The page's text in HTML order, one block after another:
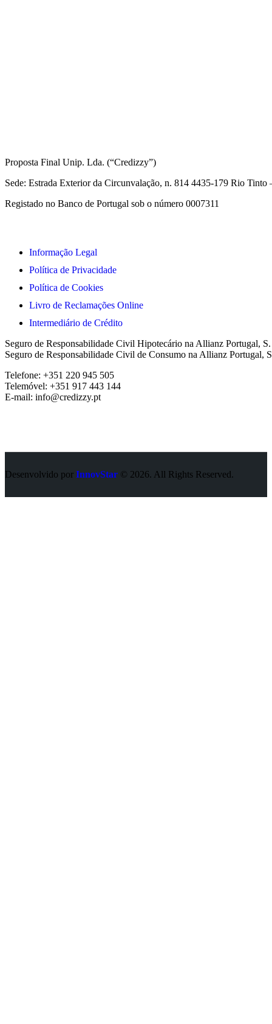
Proposta Final Unip. Lda. (“Credizzy”)
Sede: Estrada Exterior da Circunvalação, n. 814 4435-179 Rio Tinto
Registado no Banco de Portugal sob o número 0007311
Informação Legal
Política de Privacidade
Política de Cookies
Livro de Reclamações Online
Intermediário de Crédito
Seguro de Responsabilidade Civil Hipotecário na Allianz Portugal,
Seguro de Responsabilidade Civil de Consumo na Allianz Portugal,
Telefone: +351 220 945 505
Telemóvel: +351 917 443 144
E-mail: info@credizzy.pt
Desenvolvido por InnovStar © 2026. All Rights Reserved.